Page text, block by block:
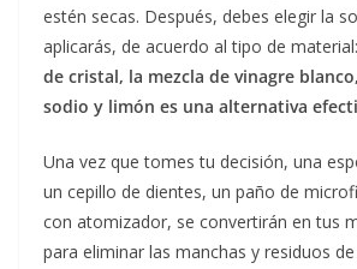
estén secas. Después, debes elegir la
aplicarás, de acuerdo al tipo de material:
de cristal, la mezcla de vinagre
sodio y limón es una alternativa
Una vez que tomes tu decisión, una
un cepillo de dientes, un paño de
con atomizador, se convertirán en tus
para eliminar las manchas y residuos